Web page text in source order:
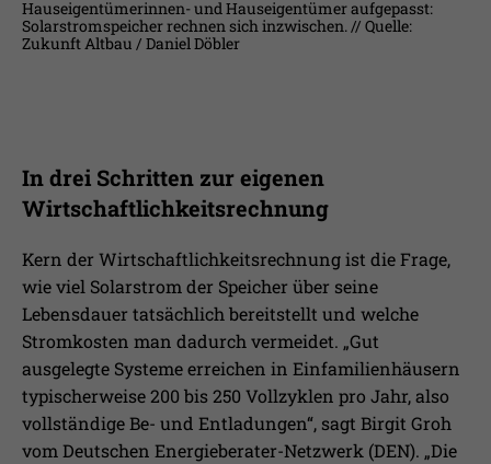
Hauseigentümerinnen- und Hauseigentümer aufgepasst:
Solarstromspeicher rechnen sich inzwischen. // Quelle:
Zukunft Altbau / Daniel Döbler
In drei Schritten zur eigenen
Wirtschaftlichkeitsrechnung
Kern der Wirtschaftlichkeitsrechnung ist die Frage,
wie viel Solarstrom der Speicher über seine
Lebensdauer tatsächlich bereitstellt und welche
Stromkosten man dadurch vermeidet. „Gut
ausgelegte Systeme erreichen in Einfamilienhäusern
typischerweise 200 bis 250 Vollzyklen pro Jahr, also
vollständige Be- und Entladungen“, sagt Birgit Groh
vom Deutschen Energieberater-Netzwerk (DEN). „Die